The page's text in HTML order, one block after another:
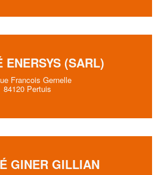
ENERSYS (SARL)
Francois Gernelle
84120 Pertuis
GINER GILLIAN